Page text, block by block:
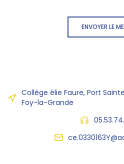
ENVOYER LE
Collège élie Faure, Port
Foy-la-Grande